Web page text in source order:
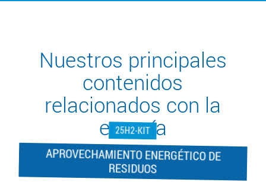
Nuestros principales
contenidos
relacionados con la
energía
25H2-KIT
APROVECHAMIENTO ENERGÉTICO DE
RESIDUOS